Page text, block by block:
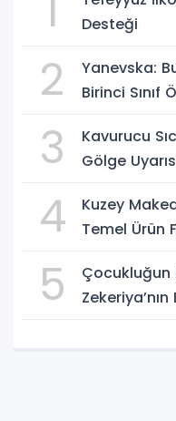
Desteği
2
Yanevska:
Birinci Sınıf
3
Kavurucu
Gölge
4
Kuzey
Temel Ürün
5
Çocukluğun